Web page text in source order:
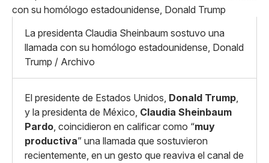
Linkedin
X
Whatsapp
Copiar enlace
Pequeño
Mediano
Grande
La presidenta Claudia Sheinbaum sostuvo una
llamada con su homólogo estadounidense, Donald
Trump / Archivo
El presidente de Estados Unidos, Donald Trump,
y la presidenta de México, Claudia Sheinbaum
Pardo, coincidieron en calificar como “muy
productiva” una llamada que sostuvieron
recientemente, en un gesto que reaviva el canal de